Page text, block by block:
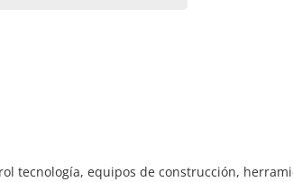
tecnología, equipos de construcción,